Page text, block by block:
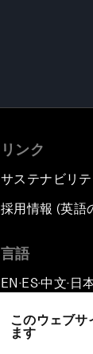
このウェブ
ます
リンク
サステナビリ
採用情報 (英語
言語
EN ▪ES▪中文▪ 日